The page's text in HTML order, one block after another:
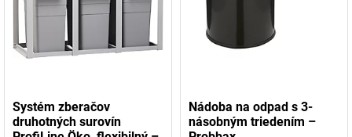
Systém zberačov
druhotných surovín
Nádoba na odpad s 3-
násobným triedením –